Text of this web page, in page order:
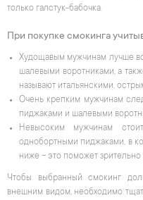
только галстук-бабочка.
При покупке смокинга
Худощавым мужчинам лучше
шалевыми воротниками, а
называют итальянскими,
Очень крепким мужчинам
пиджаками и шалевыми
Невысоким мужчинам
однобортными пиджаками, в
ниже – это поможет зрительно
Чтобы выбранный смокинг
внешним видом, необходимо